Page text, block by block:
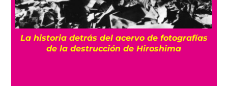
La historia detrás del acervo de fotografías
de la destrucción de Hiroshima